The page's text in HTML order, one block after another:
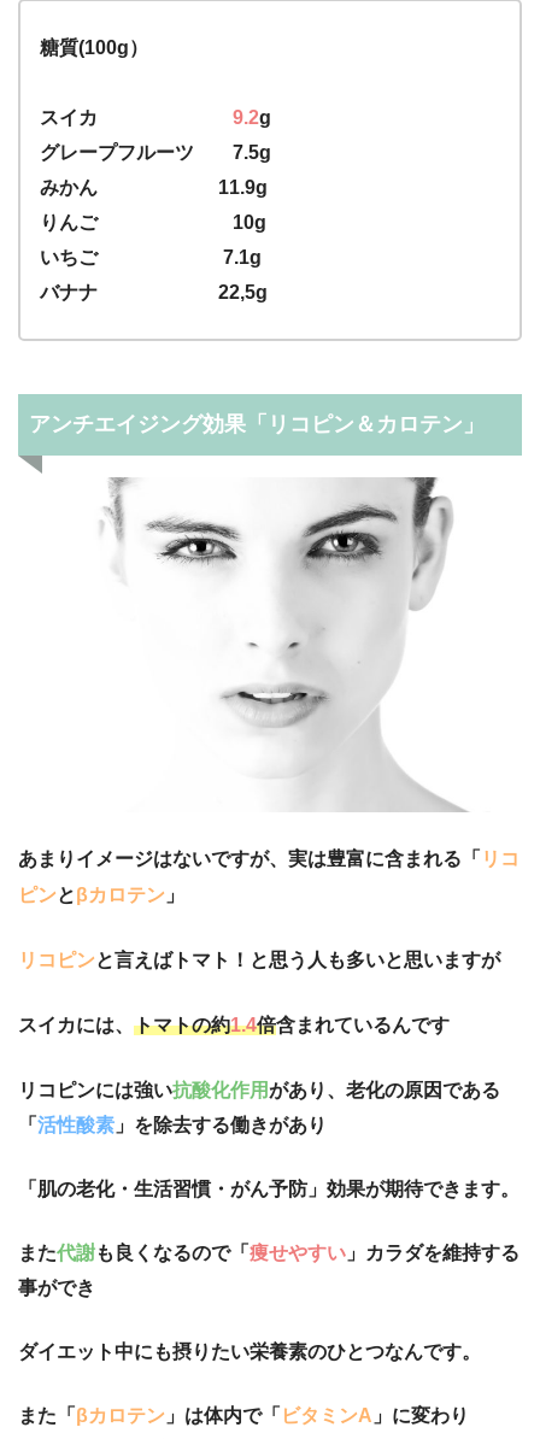
糖質(100g）
スイカ 9.2g
グレープフルーツ 7.5g
みかん 11.9g
りんご 10g
いちご 7.1g
バナナ 22,5g
アンチエイジング効果「リコピン＆カロテン」
あまりイメージはないですが、実は豊富に含まれる「 リコ
ピンとβカロテン 」
リコピンと言えばトマト！と思う人も多いと思いますが
スイカには、 トマトの約1.4倍含まれているんです
リコピンには強い抗酸化作用があり、老化の原因である
「 活性酸素 」を除去する働きがあり
「肌の老化・生活習慣・がん予防」効果が期待できます。
また代謝も良くなるので「 痩せやすい 」カラダを維持する
事ができ
ダイエット中にも摂りたい栄養素のひとつなんです。
また「 βカロテン 」は体内で「 ビタミンA 」に変わり